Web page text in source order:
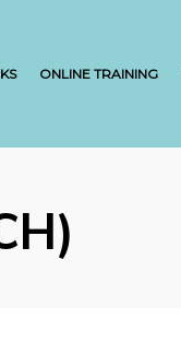
ONLINE TRAINING